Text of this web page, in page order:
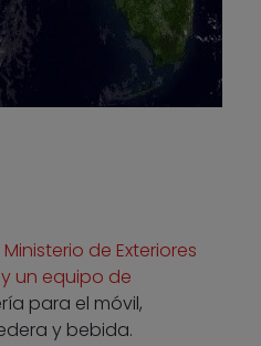
Ministerio de Exteriores
un equipo de
para el móvil,
y bebida.